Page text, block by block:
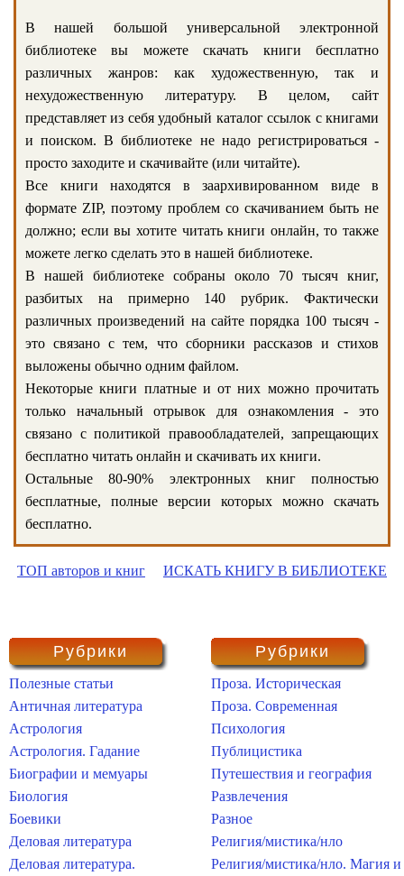
В нашей большой универсальной электронной
библиотеке вы можете скачать книги бесплатно
различных жанров: как художественную, так и
нехудожественную литературу. В целом, сайт
представляет из себя удобный каталог ссылок с книгами
и поиском. В библиотеке не надо регистрироваться -
просто заходите и скачивайте (или читайте).
Все книги находятся в заархивированном виде в
формате ZIP, поэтому проблем со скачиванием быть не
должно; если вы хотите читать книги онлайн, то также
можете легко сделать это в нашей библиотеке.
В нашей библиотеке собраны около 70 тысяч книг,
разбитых на примерно 140 рубрик. Фактически
различных произведений на сайте порядка 100 тысяч -
это связано с тем, что сборники рассказов и стихов
выложены обычно одним файлом.
Некоторые книги платные и от них можно прочитать
только начальный отрывок для ознакомления - это
связано с политикой правообладателей, запрещающих
бесплатно читать онлайн и скачивать их книги.
Остальные 80-90% электронных книг полностью
бесплатные, полные версии которых можно скачать
бесплатно.
ТОП авторов и книг ИСКАТЬ КНИГУ В БИБЛИОТЕКЕ
Рубрики
Полезные статьи
Античная литература
Астрология
Астрология. Гадание
Биографии и мемуары
Биология
Боевики
Деловая литература
Деловая литература.
Рубрики
Проза. Историческая
Проза. Современная
Психология
Публицистика
Путешествия и география
Развлечения
Разное
Религия/мистика/нло
Религия/мистика/нло. Магия и